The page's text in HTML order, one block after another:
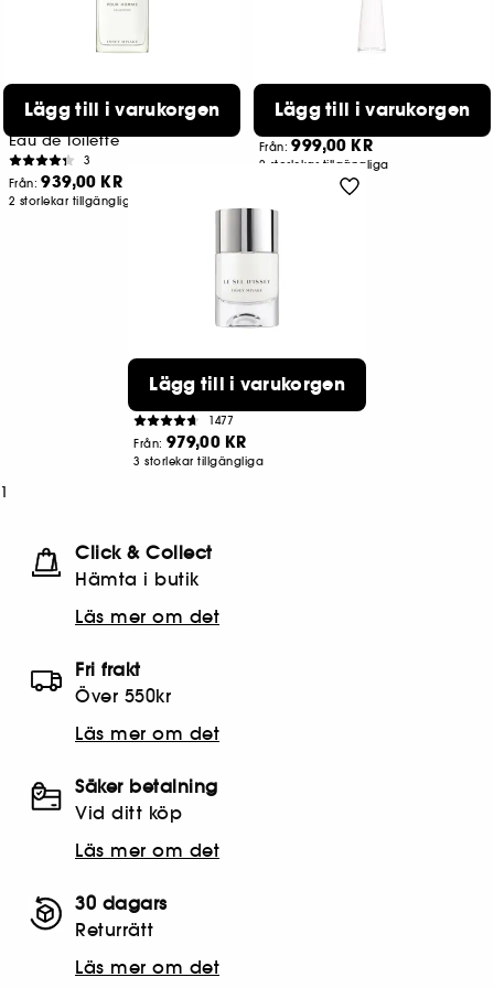
L'Eau D'Issey Pour Homme
Cedre
Eau de Toilette
3
Från:939,00 KR
2 storlekar tillgängliga
Lägg till i varukorgen
L'Eau d'Issey
Eau de Parfum Intense
Från:999,00 KR
2 storlekar tillgängliga
Lägg till i varukorgen
Le Sel D'Issey
Eau de Toilette
1477
Från: 979,00 KR
3 storlekar tillgängliga
Lägg till i varukorgen
1
Click & Collect
Hämta i butik​
Läs mer om det
Fri frakt
Över 550kr
Läs mer om det
Säker betalning
Vid ditt köp
Läs mer om det
30 dagars
Returrätt
Läs mer om det